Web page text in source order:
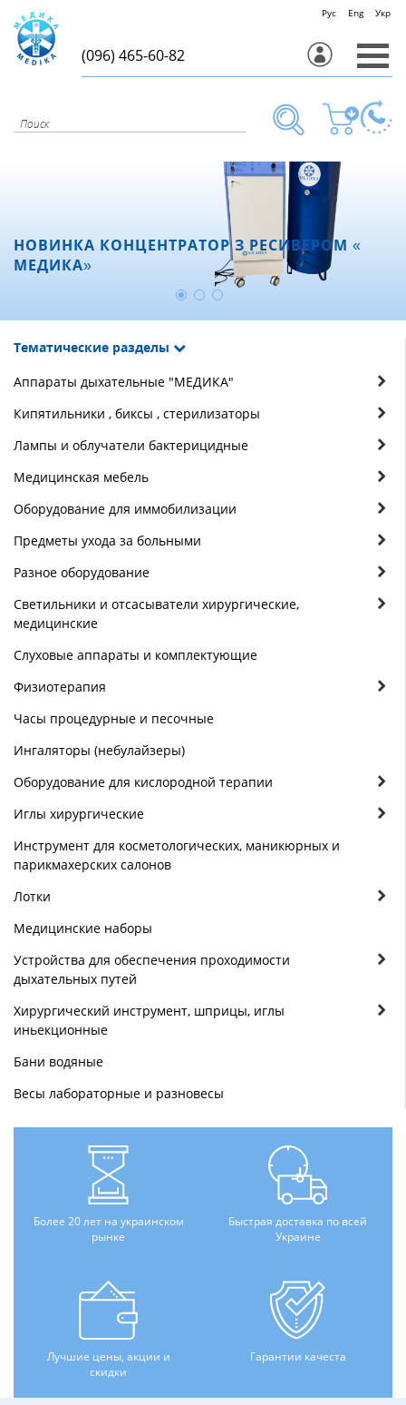
Рус Eng Укр
(096) 465-60-82
НОВИНКА КОНЦЕНТРАТОР З РЕСИВЕРОМ «
МЕДИКА»
Тематические разделы
Аппараты дыхательные "МЕДИКА"
Кипятильники , биксы , стерилизаторы
Лампы и облучатели бактерицидные
Медицинская мебель
Оборудование для иммобилизации
Предметы ухода за больными
Разное оборудование
Светильники и отсасыватели хирургические,
медицинские
Слуховые аппараты и комплектующие
Физиотерапия
Часы процедурные и песочные
Ингаляторы (небулайзеры)
Оборудование для кислородной терапии
Иглы хирургические
Инструмент для косметологических, маникюрных и
парикмахерских салонов
Лотки
Медицинские наборы
Устройства для обеспечения проходимости
дыхательных путей
Хирургический инструмент, шприцы, иглы
иньекционные
Бани водяные
Весы лабораторные и разновесы
Более 20 лет на украинском
рынке
Быстрая доставка по всей
Украине
Лучшие цены, акции и
скидки
Гарантии качеста